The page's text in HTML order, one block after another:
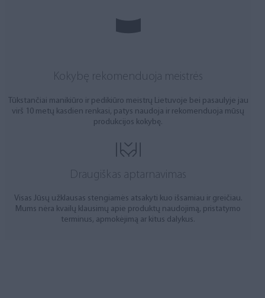
Kokybę rekomenduoja meistrės
Tūkstančiai manikiūro ir pedikiūro meistrų Lietuvoje bei pasaulyje jau
virš 10 metų kasdien renkasi, patys naudoja ir rekomenduoja mūsų
produkcijos kokybę.
Draugiškas aptarnavimas
Visas Jūsų užklausas stengiamės atsakyti kuo išsamiau ir greičiau.
Mums nėra kvailų klausimų apie produktų naudojimą, pristatymo
terminus, apmokėjimą ar kitus dalykus.